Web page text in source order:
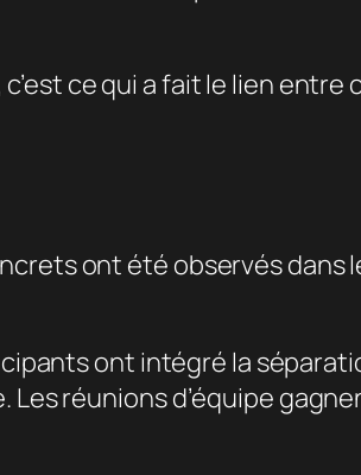
ce qui a fait le lien entre
ont été observés
ont intégré la
Les réunions d’équipe